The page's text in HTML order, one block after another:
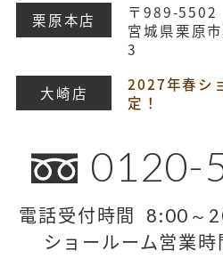
栗原本店
〒989-5502
宮城県栗原
3
大崎店
2027年春シ
定！
0120-
電話受付時間 8:00～
ショールーム営業